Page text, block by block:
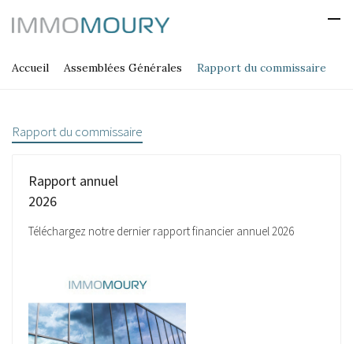
Accueil Assemblées Générales Rapport du commissaire
Rapport du commissaire
Rapport annuel
2026
Téléchargez notre dernier rapport financier annuel 2026